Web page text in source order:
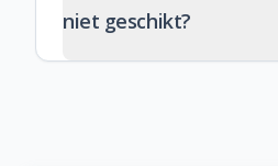
niet geschikt?